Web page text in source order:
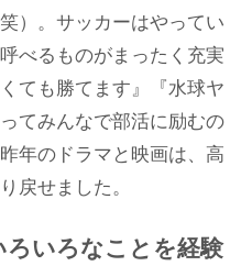
）。サッカーはやってい
べるものがまったく充実
ても勝てます』『水球ヤ
てみんなで部活に励むの
年のドラマと映画は、高
戻せました。
いろなことを経験